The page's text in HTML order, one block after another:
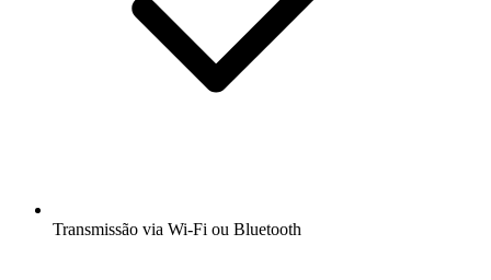
Transmissão via Wi-Fi ou Bluetooth